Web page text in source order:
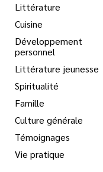
Littérature
Cuisine
Développement
personnel
Littérature jeunesse
Spiritualité
Famille
Culture générale
Témoignages
Vie pratique